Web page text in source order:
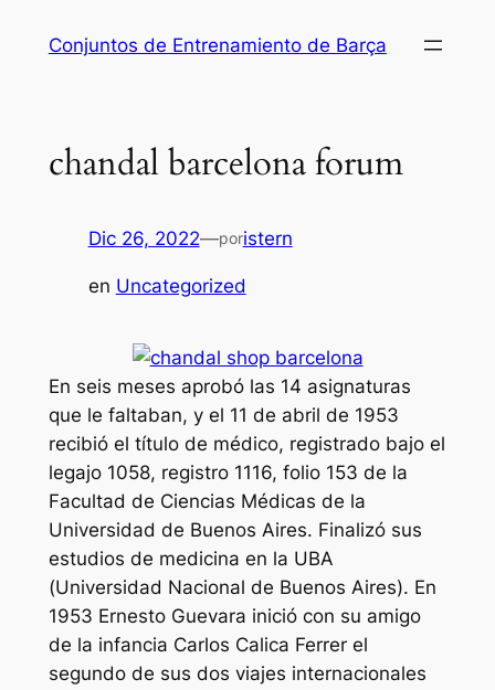
Conjuntos de Entrenamiento de Barça
chandal barcelona forum
Dic 26, 2022—poristern
en Uncategorized
En seis meses aprobó las 14 asignaturas
que le faltaban, y el 11 de abril de 1953
recibió el título de médico, registrado bajo el
legajo 1058, registro 1116, folio 153 de la
Facultad de Ciencias Médicas de la
Universidad de Buenos Aires. Finalizó sus
estudios de medicina en la UBA
(Universidad Nacional de Buenos Aires). En
1953 Ernesto Guevara inició con su amigo
de la infancia Carlos Calica Ferrer el
segundo de sus dos viajes internacionales